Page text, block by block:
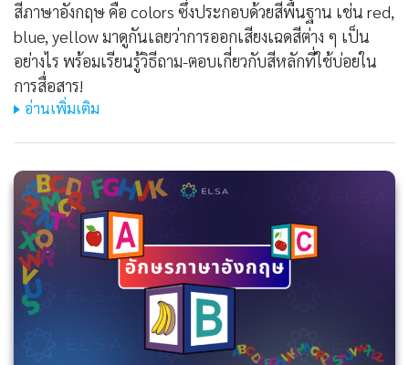
สีภาษาอังกฤษ คือ colors ซึ่งประกอบด้วยสีพื้นฐาน เช่น red,
blue, yellow มาดูกันเลยว่าการออกเสียงเฉดสีต่าง ๆ เป็น
อย่างไร พร้อมเรียนรู้วิธีถาม-ตอบเกี่ยวกับสีหลักที่ใช้บ่อยใน
การสื่อสาร!
อ่านเพิ่มเติม